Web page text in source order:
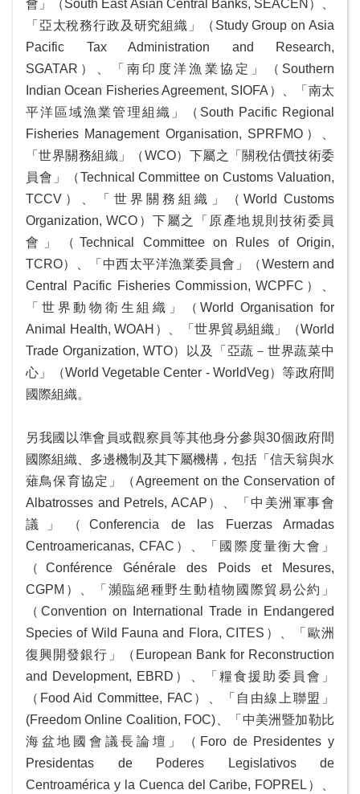
會」（South East Asian Central Banks, SEACEN）、
「亞太稅務行政及研究組織」（Study Group on Asia
Pacific Tax Administration and Research,
SGATAR）、「南印度洋漁業協定」（Southern
Indian Ocean Fisheries Agreement, SIOFA）、「南太
平洋區域漁業管理組織」（South Pacific Regional
Fisheries Management Organisation, SPRFMO）、
「世界關務組織」（WCO）下屬之「關稅估價技術委
員會」（Technical Committee on Customs Valuation,
TCCV）、「世界關務組織」（World Customs
Organization, WCO）下屬之「原產地規則技術委員
會」（Technical Committee on Rules of Origin,
TCRO）、「中西太平洋漁業委員會」（Western and
Central Pacific Fisheries Commission, WCPFC）、
「世界動物衛生組織」（World Organisation for
Animal Health, WOAH）、「世界貿易組織」（World
Trade Organization, WTO）以及「亞蔬－世界蔬菜中
心」（World Vegetable Center - WorldVeg）等政府間
國際組織。
另我國以準會員或觀察員等其他身分參與30個政府間
國際組織、多邊機制及其下屬機構，包括「信天翁與水
薙鳥保育協定」（Agreement on the Conservation of
Albatrosses and Petrels, ACAP）、「中美洲軍事會
議」（Conferencia de las Fuerzas Armadas
Centroamericanas, CFAC）、「國際度量衡大會」
（Conférence Générale des Poids et Mesures,
CGPM）、「瀕臨絕種野生動植物國際貿易公約」
（Convention on International Trade in Endangered
Species of Wild Fauna and Flora, CITES）、「歐洲
復興開發銀行」（European Bank for Reconstruction
and Development, EBRD）、「糧食援助委員會」
（Food Aid Committee, FAC）、「自由線上聯盟」
(Freedom Online Coalition, FOC)、「中美洲暨加勒比
海盆地國會議長論壇」（Foro de Presidentes y
Presidentas de Poderes Legislativos de
Centroamérica y la Cuenca del Caribe, FOPREL）、